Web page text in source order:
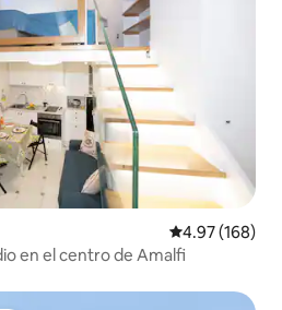
Calificación
4.97 (168)
en el centro de Amalfi